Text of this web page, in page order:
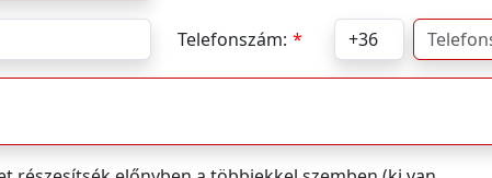
Telefonszám: